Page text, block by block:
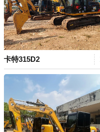
卡特315D2